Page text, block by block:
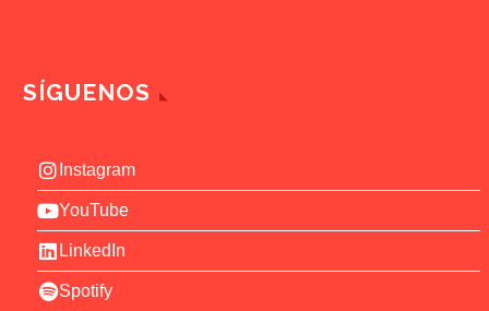
SÍGUENOS
Instagram
YouTube
LinkedIn
Spotify